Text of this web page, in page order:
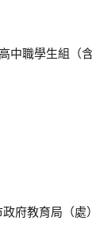
中職學生組（
府教育局（處